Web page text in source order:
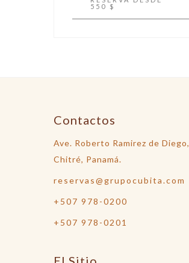
550 $
Contactos
Ave. Roberto Ramirez de Diego,
Chitré, Panamá.
reservas@grupocubita.com
+507 978-0200
+507 978-0201